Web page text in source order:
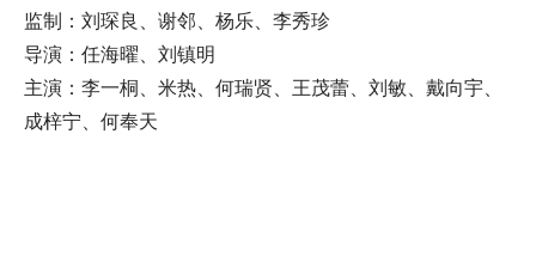
监制：刘琛良、谢邻、杨乐、李秀珍
导演：任海曜、刘镇明
主演：李一桐、米热、何瑞贤、王茂蕾、刘敏、戴向宇、
成梓宁、何奉天